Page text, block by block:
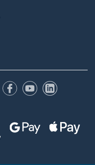
Facebook
YouTubeLinkedIn